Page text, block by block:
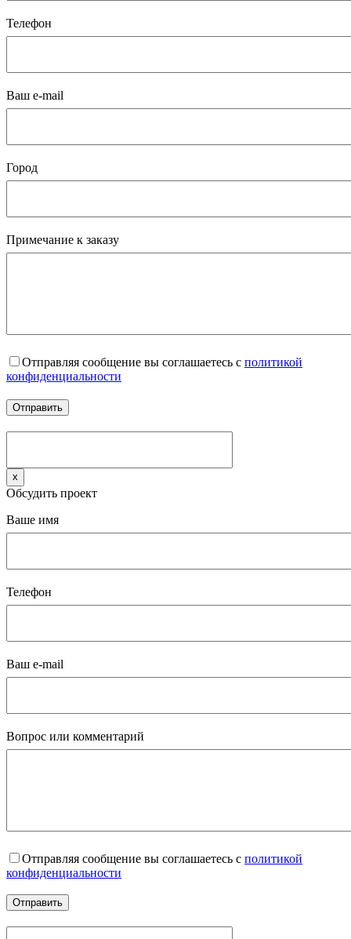
Телефон
Ваш e-mail
Город
Примечание к заказу
Отправляя сообщение вы соглашаетесь с политикой
конфиденциальности
x
Обсудить проект
Ваше имя
Телефон
Ваш e-mail
Вопрос или комментарий
Отправляя сообщение вы соглашаетесь с политикой
конфиденциальности